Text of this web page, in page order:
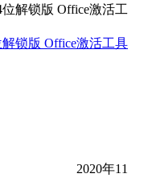
解锁版 Office激活工具
2020年11